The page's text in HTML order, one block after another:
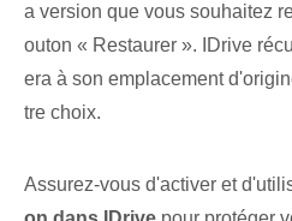
a version que vous souhaitez
outon « Restaurer ». IDrive
era à son emplacement
tre choix.
Assurez-vous d'activer et